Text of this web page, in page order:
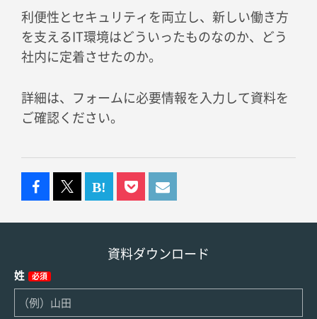
利便性とセキュリティを両立し、新しい働き方
を支えるIT環境はどういったものなのか、どう
社内に定着させたのか。
詳細は、フォームに必要情報を入力して資料を
ご確認ください。
資料ダウンロード
姓 必須